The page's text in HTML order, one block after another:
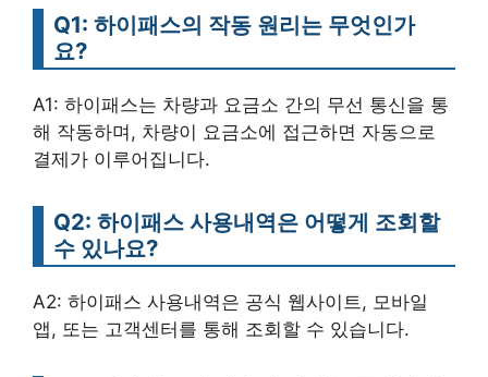
Q1: 하이패스의 작동 원리는 무엇인가
요?
A1: 하이패스는 차량과 요금소 간의 무선 통신을 통
해 작동하며, 차량이 요금소에 접근하면 자동으로
결제가 이루어집니다.
Q2: 하이패스 사용내역은 어떻게 조회할
수 있나요?
A2: 하이패스 사용내역은 공식 웹사이트, 모바일
앱, 또는 고객센터를 통해 조회할 수 있습니다.